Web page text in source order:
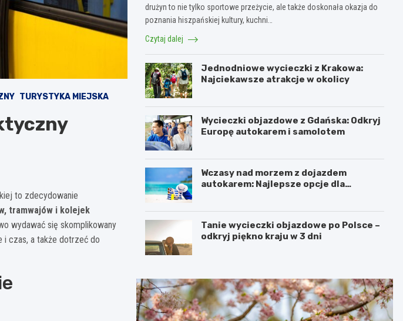
TURYSTYKA MIEJSKA
to zdecydowanie
tramwajów i kolejek
wydawać się skomplikowany
i czas, a także dotrzeć do
drużyn to nie tylko sportowe przeżycie, ale także doskonała okazja do
poznania hiszpańskiej kultury, kuchni…
Czytaj dalej
Jednodniowe wycieczki z Krakowa:
Najciekawsze atrakcje w okolicy
Wycieczki objazdowe z Gdańska: Odkryj
Europę autokarem i samolotem
Wczasy nad morzem z dojazdem
autokarem: Najlepsze opcje dla
Tanie wycieczki objazdowe po Polsce –
odkryj piękno kraju w 3 dni